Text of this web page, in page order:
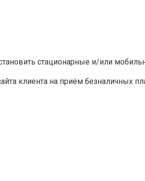
стационарные и/или
клиента на приём безналичных